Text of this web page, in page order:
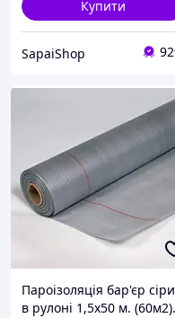
Купити
SapaiShop
Пароізоляція бар'єр
в рулоні 1,5х50 м. (60м2).